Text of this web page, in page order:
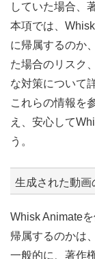
していた場合、
本項では、
に帰属するのか
た場合のリスク
な対策について
これらの情報を
え、安心して
う。
生成された動画
Whisk Animate
帰属するのかは
一般的に、著作